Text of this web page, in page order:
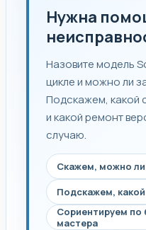
Нужна
Назовите модель
цикле и можно ли
Подскажем, какой
и какой ремонт
случаю.
Скажем, можно
Подскажем,
Сориентируем по
мастера